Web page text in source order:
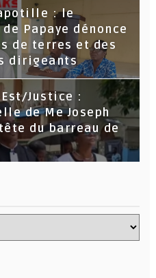
: le
Papaye dénonce
de terres et des
dirigeants
Justice :
de Me Joseph
du barreau de